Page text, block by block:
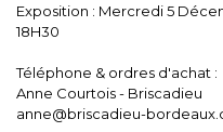
Exposition : Mercredi 5
18H30
Téléphone & ordres d'achat :
Anne Courtois - Briscadieu
anne@briscadieu-